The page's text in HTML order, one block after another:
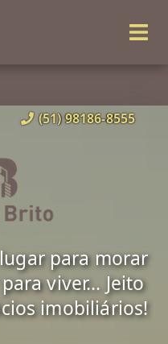
(51) 98186-8555
para morar
viver... Jeito
imobiliários!